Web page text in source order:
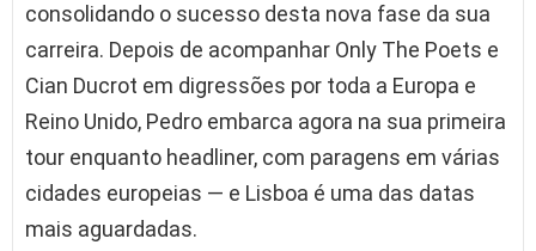
consolidando o sucesso desta nova fase da sua
carreira. Depois de acompanhar Only The Poets e
Cian Ducrot em digressões por toda a Europa e
Reino Unido, Pedro embarca agora na sua primeira
tour enquanto headliner, com paragens em várias
cidades europeias — e Lisboa é uma das datas
mais aguardadas.